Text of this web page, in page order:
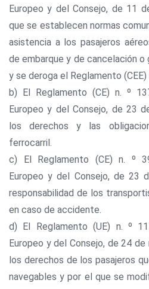
Europeo y del Consejo, de 11
que se establecen normas
asistencia a los pasajeros
de embarque y de cancelación o
y se deroga el Reglamento (CEE)
b) El Reglamento (CE) n. º
Europeo y del Consejo, de 23
los derechos y las
ferrocarril.
c) El Reglamento (CE) n. º
Europeo y del Consejo, de 23
responsabilidad de los
en caso de accidente.
d) El Reglamento (UE) n. º
Europeo y del Consejo, de 24
los derechos de los pasajeros
navegables y por el que se